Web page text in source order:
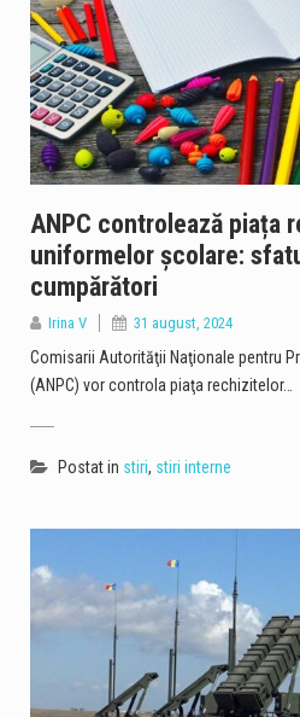
ANPC controlează piața
uniformelor școlare:
cumpărători
Irina V 31 august, 2024
Comisarii Autorităţii Naţionale pentru
(ANPC) vor controla piaţa rechizitelor…
Postat in stiri, stiri interne